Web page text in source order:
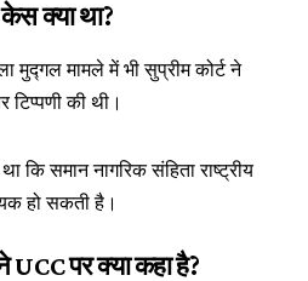
क्या था?
मुद्गल मामले में भी सुप्रीम कोर्ट ने
की थी।
कि समान नागरिक संहिता राष्ट्रीय
हो सकती है।
UCC पर क्या कहा है?